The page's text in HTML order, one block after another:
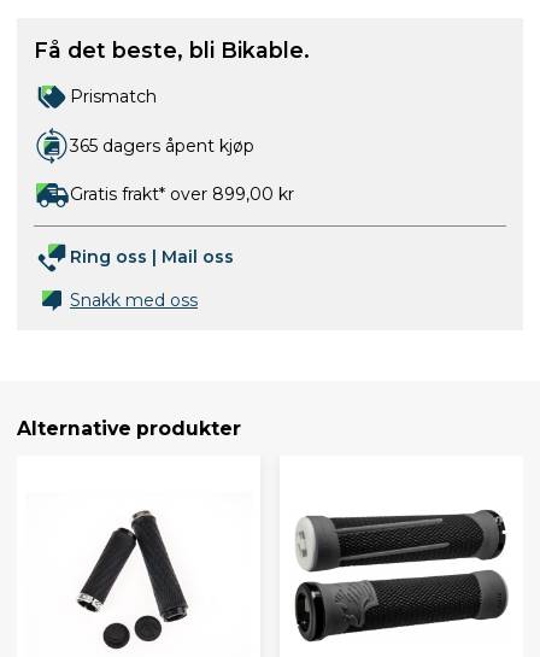
Få det beste, bli Bikable.
Prismatch
365 dagers åpent kjøp
Gratis frakt* over 899,00 kr
Ring oss | Mail oss
Snakk med oss
Alternative produkter